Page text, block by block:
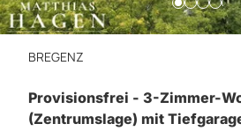
BREGENZ
Provisionsfrei - 3-Zimmer-
(Zentrumslage) mit